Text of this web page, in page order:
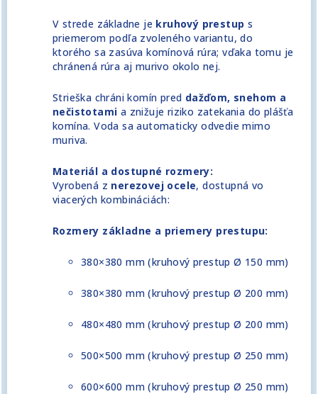
V strede základne je kruhový prestup s
priemerom podľa zvoleného variantu, do
ktorého sa zasúva komínová rúra; vďaka tomu je
chránená rúra aj murivo okolo nej.
Strieška chráni komín pred dažďom, snehom a
nečistotami a znižuje riziko zatekania do plášťa
komína. Voda sa automaticky odvedie mimo
muriva.
Materiál a dostupné rozmery:
Vyrobená z nerezovej ocele, dostupná vo
viacerých kombináciách:
Rozmery základne a priemery prestupu:
380×380 mm (kruhový prestup Ø 150 mm)
380×380 mm (kruhový prestup Ø 200 mm)
480×480 mm (kruhový prestup Ø 200 mm)
500×500 mm (kruhový prestup Ø 250 mm)
600×600 mm (kruhový prestup Ø 250 mm)